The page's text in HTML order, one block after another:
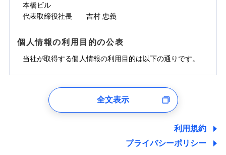
本橋ビル
代表取締役社長 吉村 忠義
個人情報の利用目的の公表
当社が取得する個人情報の利用目的は以下の通りです。
ユーザー登録受付および、管理のため
しくは委託を受けている保険会社・提携会社の保険その他に
た維持管理等の委託業務遂行のため、またそれらに付帯、関
全文表示
利用規約
プライバシーポリシー